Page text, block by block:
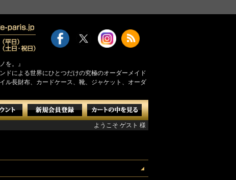
を。』
ドによる世界にひとつだけの究極のオーダーメイド
ル長財布、カードケース、靴、ジャケット、オーダ
ようこそ ゲスト 様